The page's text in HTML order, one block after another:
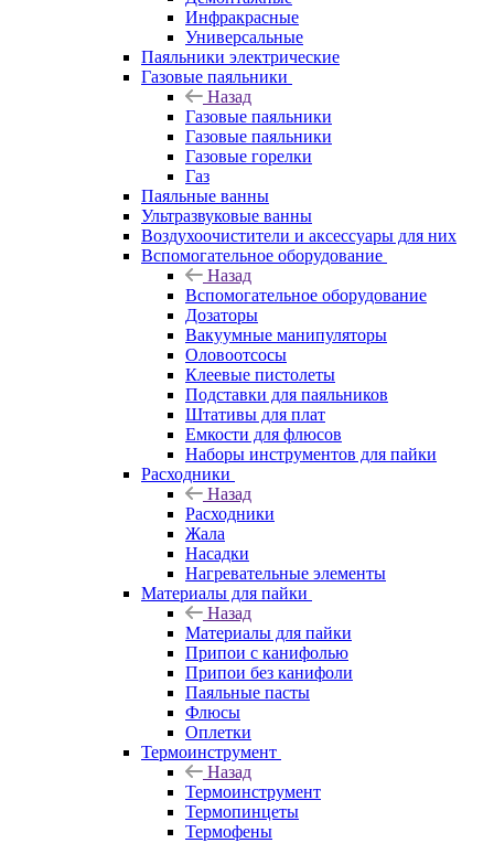
Инфракрасные
Универсальные
Паяльники электрические
Газовые паяльники
Назад
Газовые паяльники
Газовые паяльники
Газовые горелки
Газ
Паяльные ванны
Ультразвуковые ванны
Воздухоочистители и аксессуары для них
Вспомогательное оборудование
Назад
Вспомогательное оборудование
Дозаторы
Вакуумные манипуляторы
Оловоотсосы
Клеевые пистолеты
Подставки для паяльников
Штативы для плат
Емкости для флюсов
Наборы инструментов для пайки
Расходники
Назад
Расходники
Жала
Насадки
Нагревательные элементы
Материалы для пайки
Назад
Материалы для пайки
Припои с канифолью
Припои без канифоли
Паяльные пасты
Флюсы
Оплетки
Термоинструмент
Назад
Термоинструмент
Термопинцеты
Термофены